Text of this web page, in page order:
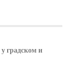
градском и